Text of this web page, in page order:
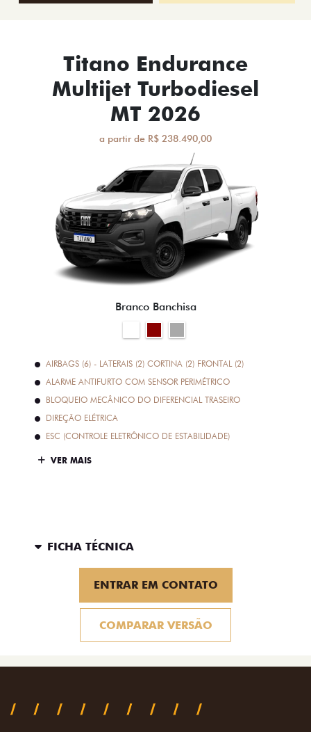
Titano Endurance
Multijet Turbodiesel
MT 2026
a partir de R$ 238.490,00
Branco Banchisa
AIRBAGS (6) - LATERAIS (2) CORTINA (2) FRONTAL (2)
ALARME ANTIFURTO COM SENSOR PERIMÉTRICO
BLOQUEIO MECÂNICO DO DIFERENCIAL TRASEIRO
DIREÇÃO ELÉTRICA
ESC (CONTROLE ELETRÔNICO DE ESTABILIDADE)
VER MAIS
FICHA TÉCNICA
ENTRAR EM CONTATO
COMPARAR VERSÃO